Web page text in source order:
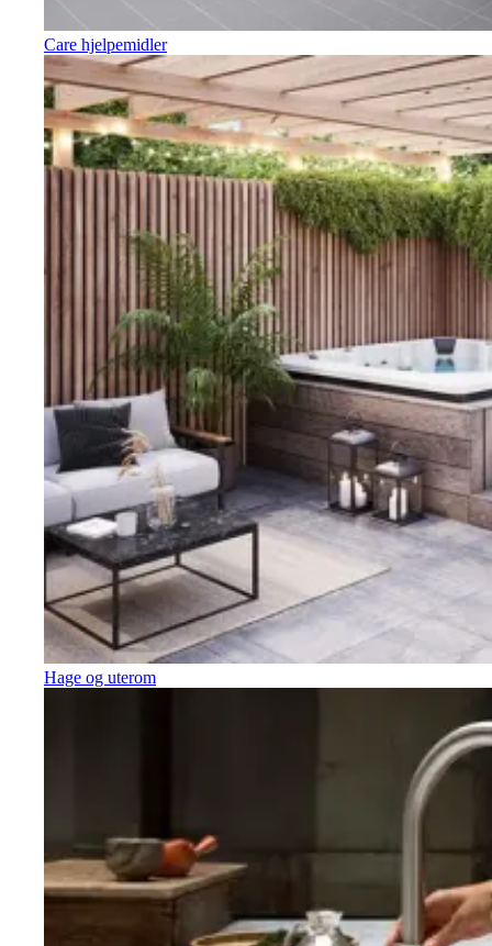
Care hjelpemidler
Hage og uterom